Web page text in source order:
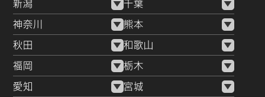
新潟 千葉
神奈川 熊本
秋田 和歌山
福岡 栃木
愛知 宮城